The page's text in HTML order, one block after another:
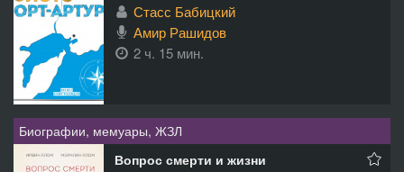
Стасс Бабицкий
Амир Рашидов
2 ч. 15 мин.
Биографии, мемуары, ЖЗЛ
Вопрос смерти и жизни